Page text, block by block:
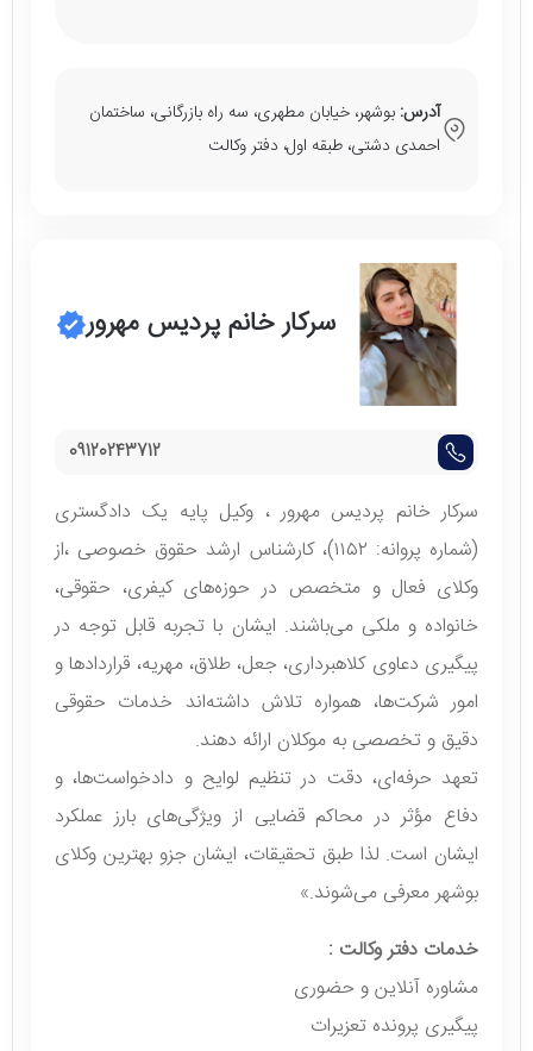
آدرس: بوشهر، خیابان مطهری، سه راه بازرگانی، ساختمان
احمدی دشتی، طبقه اول، دفتر وکالت
سرکار خانم پردیس مهرور
09120243712
سرکار خانم پردیس مهرور ، وکیل پایه یک دادگستری
(شماره پروانه: ۱۱۵۲)، کارشناس ارشد حقوق خصوصی ،از
وکلای فعال و متخصص در حوزه‌های کیفری، حقوقی،
خانواده و ملکی می‌باشند. ایشان با تجربه قابل توجه در
پیگیری دعاوی کلاهبرداری، جعل، طلاق، مهریه، قراردادها و
امور شرکت‌ها، همواره تلاش داشته‌اند خدمات حقوقی
دقیق و تخصصی به موکلان ارائه دهند.
تعهد حرفه‌ای، دقت در تنظیم لوایح و دادخواست‌ها، و
دفاع مؤثر در محاکم قضایی از ویژگی‌های بارز عملکرد
ایشان است. لذا طبق تحقیقات، ایشان جزو بهترین وکلای
بوشهر معرفی می‌شوند.»
خدمات دفتر وكالت :
مشاوره آنلاین و حضوری
پیگیری پرونده تعزیرات